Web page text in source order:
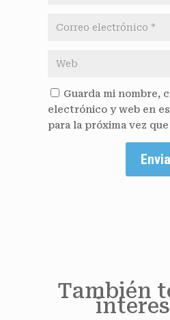
Guarda mi nombre,
electrónico y web en
para la próxima vez
También